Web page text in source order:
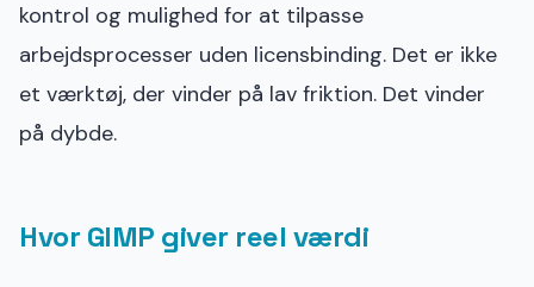
kontrol og mulighed for at tilpasse
arbejdsprocesser uden licensbinding. Det er ikke
et værktøj, der vinder på lav friktion. Det vinder
på dybde.
Hvor GIMP giver reel værdi